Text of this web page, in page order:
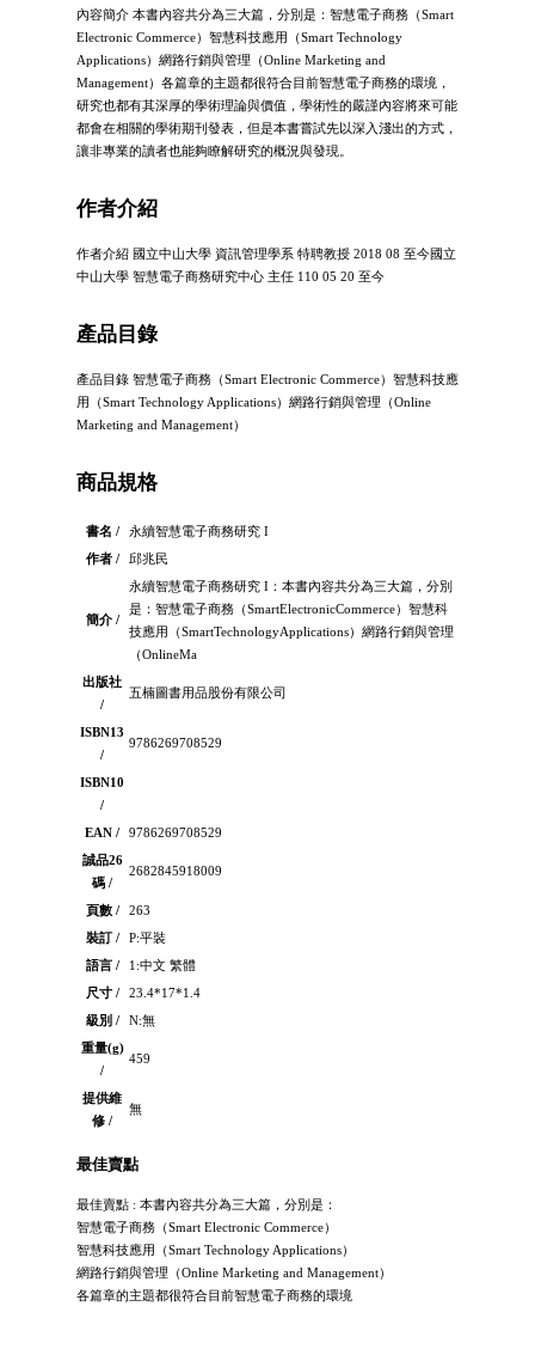
內容簡介 本書內容共分為三大篇，分別是：智慧電子商務（Smart
Electronic Commerce）智慧科技應用（Smart Technology
Applications）網路行銷與管理（Online Marketing and
Management）各篇章的主題都很符合目前智慧電子商務的環境，
研究也都有其深厚的學術理論與價值，學術性的嚴謹內容將來可能
都會在相關的學術期刊發表，但是本書嘗試先以深入淺出的方式，
讓非專業的讀者也能夠瞭解研究的概況與發現。
作者介紹
作者介紹 國立中山大學 資訊管理學系 特聘教授 2018 08 至今國立
中山大學 智慧電子商務研究中心 主任 110 05 20 至今
產品目錄
產品目錄 智慧電子商務（Smart Electronic Commerce）智慧科技應
用（Smart Technology Applications）網路行銷與管理（Online
Marketing and Management）
商品規格
書名 /
永續智慧電子商務研究 I
作者 /
邱兆民
簡介 /
永續智慧電子商務研究 I：本書內容共分為三大篇，分別
是：智慧電子商務（SmartElectronicCommerce）智慧科
技應用（SmartTechnologyApplications）網路行銷與管理
（OnlineMa
出版社
/
五楠圖書用品股份有限公司
ISBN13
/
9786269708529
ISBN10
/
EAN /
9786269708529
誠品26
碼 /
2682845918009
頁數 /
263
裝訂 /
P:平裝
語言 /
1:中文 繁體
尺寸 /
23.4*17*1.4
級別 /
N:無
重量(g)
/
459
提供維
修 /
無
最佳賣點
最佳賣點 : 本書內容共分為三大篇，分別是：
智慧電子商務（Smart Electronic Commerce）
智慧科技應用（Smart Technology Applications）
網路行銷與管理（Online Marketing and Management）
各篇章的主題都很符合目前智慧電子商務的環境